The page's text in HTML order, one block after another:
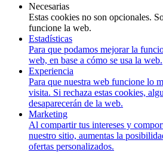
Necesarias
Estas cookies no son opcionales.
funcione la web.
Estadísticas
Para que podamos mejorar la
web, en base a cómo se usa la web.
Experiencia
Para que nuestra web funcione lo
visita. Si rechaza estas cookies,
desaparecerán de la web.
Marketing
Al compartir tus intereses y
nuestro sitio, aumentas la
ofertas personalizados.